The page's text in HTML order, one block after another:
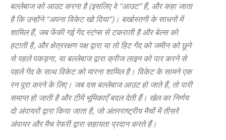
बल्लेबाज को आउट करना है (इसलिए वे “आउट” हैं, और कहा जाता
है कि उन्होंने “अपना विकेट खो दिया”)। बर्खास्तगी के साधनों में
शामिल हैं, जब फेंकी गई गेंद स्टंप्स से टकराती है और बेल्स को
हटाती है, और क्षेत्ररक्षण पक्ष द्वारा या तो हिट गेंद को जमीन को छूने
से पहले पकड़ना, या बल्लेबाज द्वारा क्रीज लाइन को पार करने से
पहले गेंद के साथ विकेट को मारना शामिल है। विकेट के सामने एक
रन पूरा करने के लिए। जब दस बल्लेबाज आउट हो जाते हैं, तो पारी
समाप्त हो जाती है और टीमें भूमिकाएँ बदल देती हैं। खेल का निर्णय
दो अंपायरों द्वारा किया जाता है, जो अंतरराष्ट्रीय मैचों में तीसरे
अंपायर और मैच रेफरी द्वारा सहायता प्रदान करते हैं।